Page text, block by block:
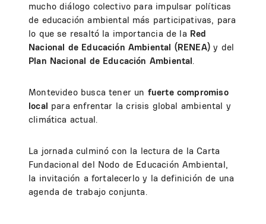
mucho diálogo colectivo para impulsar políticas
de educación ambiental más participativas, para
lo que se resaltó la importancia de la Red
Nacional de Educación Ambiental (RENEA) y del
Plan Nacional de Educación Ambiental.
Montevideo busca tener un fuerte compromiso
local para enfrentar la crisis global ambiental y
climática actual.
La jornada culminó con la lectura de la Carta
Fundacional del Nodo de Educación Ambiental,
la invitación a fortalecerlo y la definición de una
agenda de trabajo conjunta.